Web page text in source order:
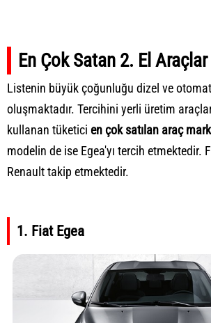
En Çok Satan 2. El Araçlar
Listenin büyük çoğunluğu dizel ve
oluşmaktadır. Tercihini yerli üretim
kullanan tüketici en çok satılan araç
modelin de ise Egea'yı tercih etmektedir.
Renault takip etmektedir.
1. Fiat Egea